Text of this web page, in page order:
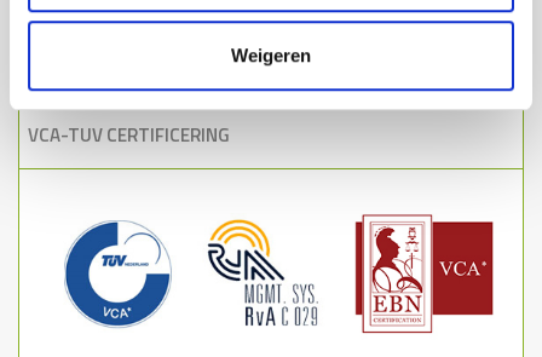
Weigeren
België € 125,-
Boven € 695 verzendingGratis
VCA-TUV CERTIFICERING